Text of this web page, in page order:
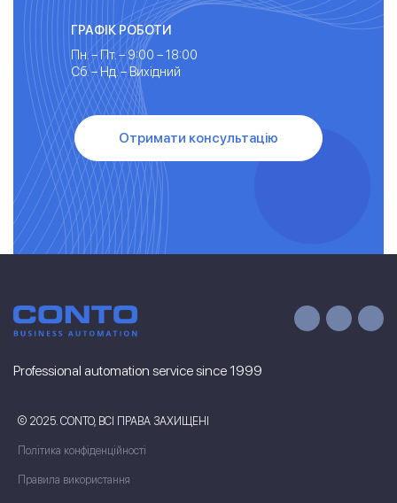
ГРАФІК РОБОТИ
Пн. – Пт. – 9:00 – 18:00
Сб. – Нд. – Вихідний
Отримати консультацію
Professional automation service since 1999
© 2025. CONTO, ВСІ ПРАВА ЗАХИЩЕНІ
Політика конфіденційності
Правила використання